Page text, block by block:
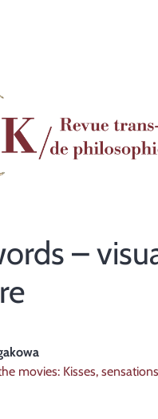
–
movies: Kisses,